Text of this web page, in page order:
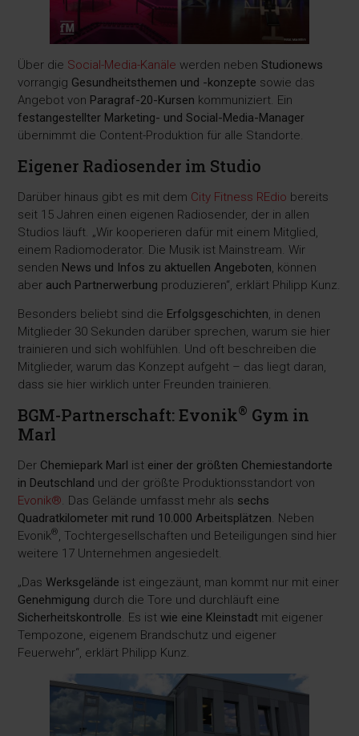
Über die Social-Media-Kanäle werden nebenStudionews
vorrangig Gesundheitsthemen und -konzepte sowie das
Angebot von Paragraf-20-Kursen kommuniziert. Ein
festangestellter Marketing- und Social-Media-Manager
übernimmt die Content-Produktion für alle Standorte.
Eigener Radiosender im Studio
Darüber hinaus gibt es mit dem City Fitness REdio bereits
seit 15 Jahren einen eigenen Radiosender, der in allen
Studios läuft. „Wir kooperieren dafür mit einem Mitglied,
einem Radiomoderator. Die Musik ist Mainstream. Wir
senden News und Infos zu aktuellen Angeboten, können
aber auch Partnerwerbung produzieren“, erklärt Philipp Kunz.
Besonders beliebt sind die Erfolgsgeschichten, in denen
Mitglieder 30 Sekunden darüber sprechen, warum sie hier
trainieren und sich wohlfühlen. Und oft beschreiben die
Mitglieder, warum das Konzept aufgeht – das liegt daran,
dass sie hier wirklich unter Freunden trainieren.
BGM-Partnerschaft: Evonik® Gym in
Marl
Der Chemiepark Marl ist einer der größten Chemiestandorte
in Deutschland und der größte Produktionsstandort von
Evonik® . Das Gelände umfasst mehr als sechs
Quadratkilometer mit rund 10.000 Arbeitsplätzen . Neben
Evonik®
, Tochtergesellschaften und Beteiligungen sind hier
weitere 17 Unternehmen angesiedelt.
„DasWerksgelände ist eingezäunt, man kommt nur mit einer
Genehmigung durch die Tore und durchläuft eine
Sicherheitskontrolle. Es istwie eine Kleinstadt mit eigener
Tempozone, eigenem Brandschutz und eigener
Feuerwehr“, erklärt Philipp Kunz.